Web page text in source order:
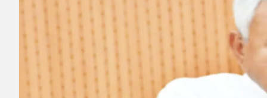
देहरादून में लगेगा रोजगार मेला,
विश्व संस्कृत दिवस से पूर्व,